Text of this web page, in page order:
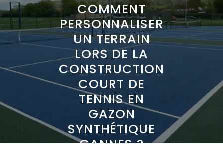
COMMENT
PERSONNALISER
UN TERRAIN
LORS DE LA
CONSTRUCTION
COURT DE
TENNIS EN
GAZON
SYNTHÉTIQUE
CANNES ?